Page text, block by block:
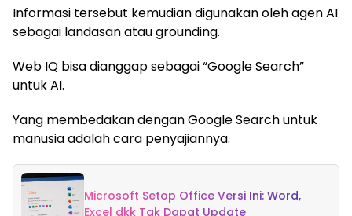
Informasi tersebut kemudian digunakan oleh agen AI
sebagai landasan atau grounding.
Web IQ bisa dianggap sebagai “Google Search”
untuk AI.
Yang membedakan dengan Google Search untuk
manusia adalah cara penyajiannya.
Microsoft Setop Office Versi Ini: Word,
Excel dkk Tak Dapat Update